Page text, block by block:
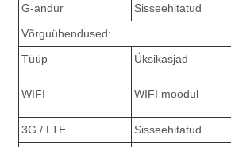
G-andur
Sisseehitatud
Võrguühendused:
Tüüp
Üksikasjad
WIFI WIFI moodul
3G / LTE
Sisseehitatud